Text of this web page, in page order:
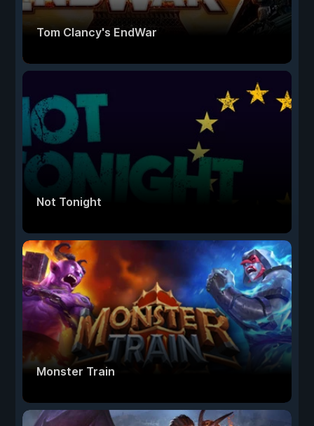
Tom Clancy's EndWar
Not Tonight
Monster Train